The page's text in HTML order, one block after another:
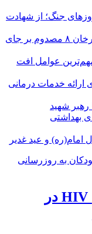
راهنمای مصرف داروهای HIV در